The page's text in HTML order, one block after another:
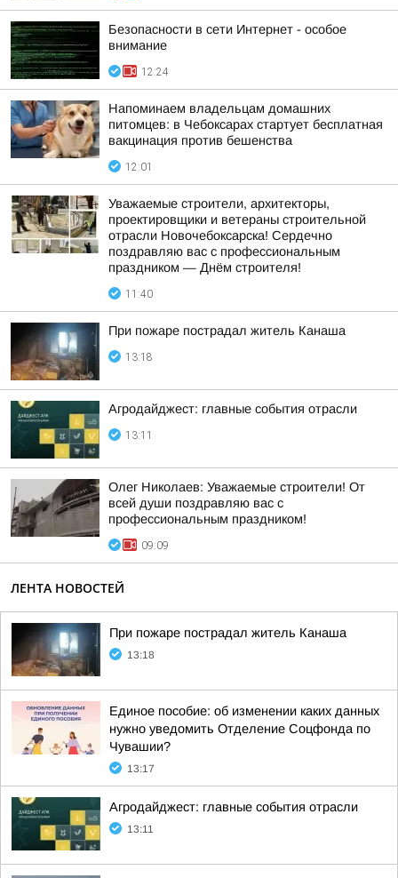
Безопасности в сети Интернет - особое
внимание
12:24
Напоминаем владельцам домашних
питомцев: в Чебоксарах стартует бесплатная
вакцинация против бешенства
12:01
Уважаемые строители, архитекторы,
проектировщики и ветераны строительной
отрасли Новочебоксарска! Сердечно
поздравляю вас с профессиональным
праздником — Днём строителя!
11:40
При пожаре пострадал житель Канаша
13:18
Агродайджест: главные события отрасли
13:11
Олег Николаев: Уважаемые строители! От
всей души поздравляю вас с
профессиональным праздником!
09:09
ЛЕНТА НОВОСТЕЙ
При пожаре пострадал житель Канаша
13:18
Единое пособие: об изменении каких данных
нужно уведомить Отделение Соцфонда по
Чувашии?
13:17
Агродайджест: главные события отрасли
13:11